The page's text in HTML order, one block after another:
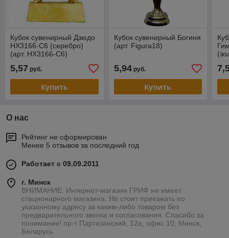
Кубок сувенирный Дзюдо
HX3166-C6 (серебро)
(арт. HX3166-C6)
5,57 руб.
Купить
Кубок сувенирный Богиня
(арт. Figura18)
5,94руб.
Купить
О нас
Рейтинг не сформирован
Менее 5 отзывов за последний год
Работает с 09.09.2011
г. Минск
ВНИМАНИЕ: Интернет-магазин ГРИФ не имеет
стационарного магазина. Не стоит приезжать по
указанному адресу за каким-либо товаром без
предварительного звонка и согласования. Спасибо за
понимание! пр-т Партизанский, 12а, офис 10, Минск,
Беларусь